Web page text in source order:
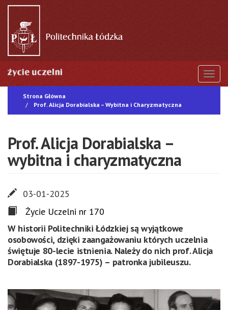
Przejdź
treści
Strona Główna
Prof. Alicja Dorabialska – Wybitna i Charyzmatyczna
Prof. Alicja Dorabialska –
wybitna i charyzmatyczna
03-01-2025
Życie Uczelni nr 170
W historii Politechniki Łódzkiej są wyjątkowe
osobowości, dzięki zaangażowaniu których uczelnia
świętuje 80-lecie istnienia. Należy do nich prof. Alicja
Dorabialska (1897-1975) – patronka jubileuszu.